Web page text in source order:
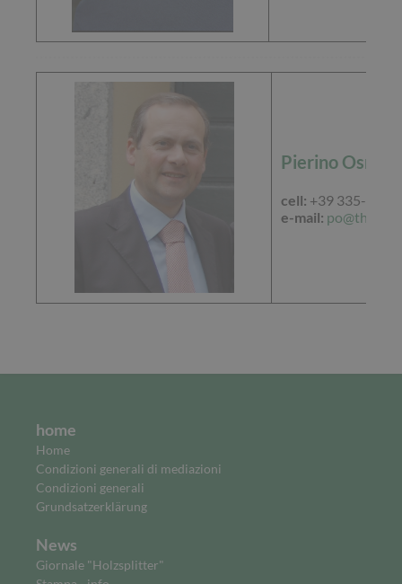
Pierino
cell: +39 335-
e-mail: po@thu.at
home
Home
Condizioni generali di mediazioni
Condizioni generali
Grundsatzerklärung
News
Giornale "Holzsplitter"